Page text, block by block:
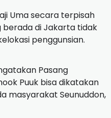
Uma secara terpisah
berada di Jakarta tidak
penggunsian.
Pasang
Puuk bisa dikatakan
masyarakat Seunuddon,